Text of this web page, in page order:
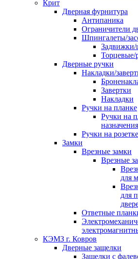
Крит
Дверная фурнитура
Антипаника
Ограничители
Шпингалеты/
Торцевые/
Дверные ручки
Накладки/
Завертки
Накладки
Ручки на планке
Ручки на
назначения
Ручки на розетке
Замки
Врезные замки
Врезные
для
для
Ответные
КЭМЗ г. Ковров
Дверные защелки
Защелки с